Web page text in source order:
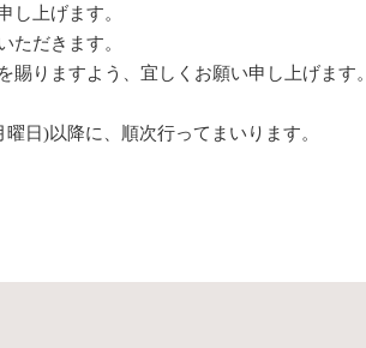
し上げます。
ただきます。
りますよう、宜しくお願い申し上げます。
日)以降に、順次行ってまいります。